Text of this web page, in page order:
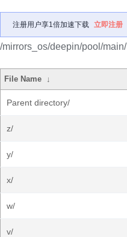
注册用户享1倍加速下载 立即注册
/mirrors_os/deepin/pool/main/
File Name ↓
Parent directory/
z/
y/
x/
w/
v/